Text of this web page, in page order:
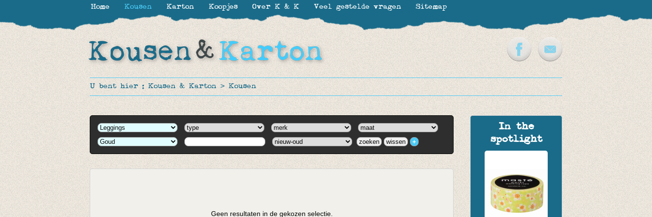
U bent hier : Kousen & Karton > Kousen
In the
spotlight
Geen resultaten in de gekozen selectie.
Home Kousen Karton Koopjes Over K & K Veel gestelde vragen Sitemap